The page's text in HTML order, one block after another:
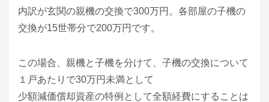
内訳が玄関の親機の交換で300万円。各部屋の子機の
交換が15世帯分で200万円です。
この場合、親機と子機を分けて、子機の交換について
１戸あたりで30万円未満として
少額減価償却資産の特例として全額経費にすることは